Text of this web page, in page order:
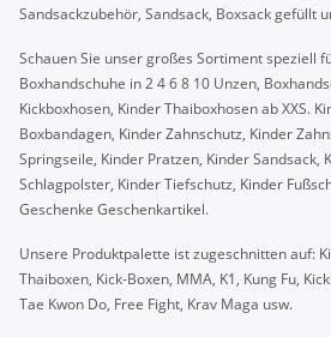
Sandsackzubehör, Sandsack, Boxsack gefüllt
Schauen Sie unser großes Sortiment speziell
Boxhandschuhe in 2 4 6 8 10 Unzen,
Kickboxhosen, Kinder Thaiboxhosen ab XXS.
Boxbandagen, Kinder Zahnschutz, Kinder
Springseile, Kinder Pratzen, Kinder Sandsack,
Schlagpolster, Kinder Tiefschutz, Kinder
Geschenke Geschenkartikel.
Unsere Produktpalette ist zugeschnitten auf:
Thaiboxen, Kick-Boxen, MMA, K1, Kung Fu,
Tae Kwon Do, Free Fight, Krav Maga usw.